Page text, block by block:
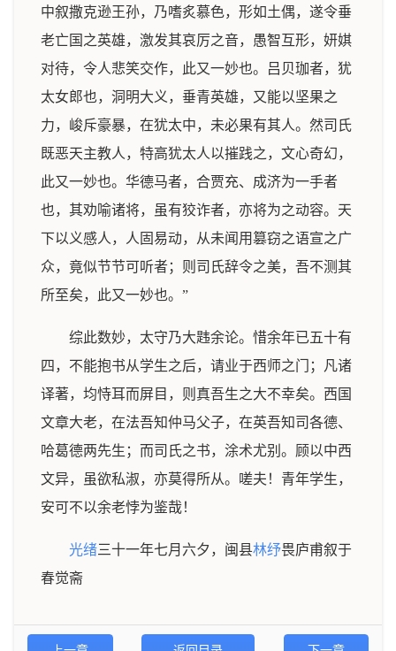
中叙撒克逊王孙，乃嗜炙慕色，形如土偶，遂令垂
老亡国之英雄，激发其哀厉之音，愚智互形，妍娸
对待，令人悲笑交作，此又一妙也。吕贝珈者，犹
太女郎也，洞明大义，垂青英雄，又能以坚果之
力，峻斥豪暴，在犹太中，未必果有其人。然司氏
既恶天主教人，特高犹太人以摧践之，文心奇幻，
此又一妙也。华德马者，合贾充、成济为一手者
也，其劝喻诸将，虽有狡诈者，亦将为之动容。天
下以义感人，人固易动，从未闻用篡窃之语宣之广
众，竟似节节可听者；则司氏辞令之美，吾不测其
所至矣，此又一妙也。”
综此数妙，太守乃大韪余论。惜余年已五十有
四，不能抱书从学生之后，请业于西师之门；凡诸
译著，均恃耳而屏目，则真吾生之大不幸矣。西国
文章大老，在法吾知仲马父子，在英吾知司各德、
哈葛德两先生；而司氏之书，涂术尤别。顾以中西
文异，虽欲私淑，亦莫得所从。嗟夫！青年学生，
安可不以余老悖为鉴哉！
光绪三十一年七月六夕，闽县林纾畏庐甫叙于
春觉斋